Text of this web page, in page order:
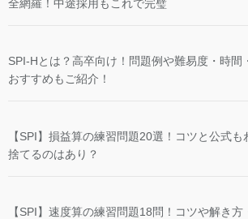
全網羅！中途採用もこれで完璧
SPI-Hとは？高卒向け！問題例や難易度・時間
おすすめもご紹介！
【SPI】損益算の練習問題20選！コツと公式も
捨てるのはあり？
【SPI】速度算の練習問題18問！コツや解き